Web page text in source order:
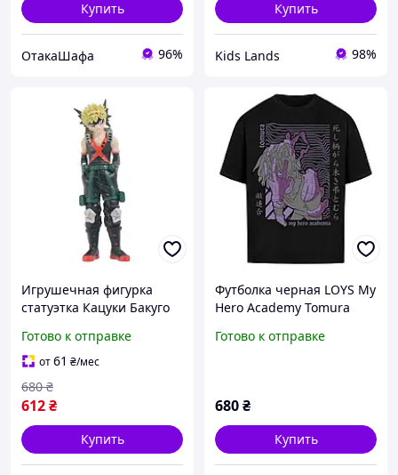
Купить
ОтакаШафа 96%
Купить
Kids Lands 98%
Игрушечная фигурка
статуэтка Кацуки Бакуго
My hero academy 17см
Готово к отправке
от61 ₴/мес
612₴
680 ₴
Купить
Футболка черная LOYS My
Hero Academy Tomura
Готово к отправке
680₴
Купить